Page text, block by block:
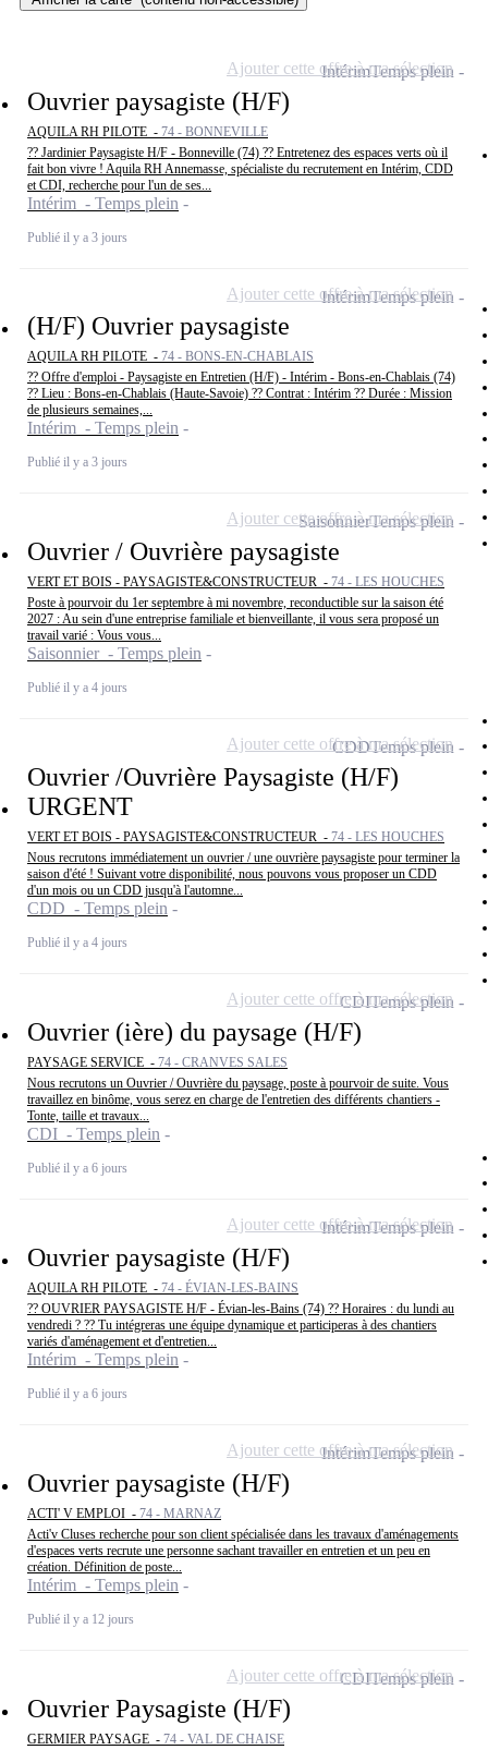
Ouvrier paysagiste (H/F)
AQUILA RH PILOTE - 74 - BONNEVILLE
?? Jardinier Paysagiste H/F - Bonneville (74) ?? Entretenez des espaces verts où il
fait bon vivre ! Aquila RH Annemasse, spécialiste du recrutement en Intérim, CDD
et CDI, recherche pour l'un de ses...
Intérim - Temps plein
Publié il y a 3 jours
IntérimTemps plein
Ajouter cette offre à ma sélection
(H/F) Ouvrier paysagiste
AQUILA RH PILOTE - 74 - BONS-EN-CHABLAIS
?? Offre d'emploi - Paysagiste en Entretien (H/F) - Intérim - Bons-en-Chablais (74)
?? Lieu : Bons-en-Chablais (Haute-Savoie) ?? Contrat : Intérim ?? Durée : Mission
de plusieurs semaines,...
Intérim - Temps plein
Publié il y a 3 jours
IntérimTemps plein
Ajouter cette offre à ma sélection
Ouvrier / Ouvrière paysagiste
VERT ET BOIS - PAYSAGISTE&CONSTRUCTEUR - 74 - LES HOUCHES
Poste à pourvoir du 1er septembre à mi novembre, reconductible sur la saison été
2027 : Au sein d'une entreprise familiale et bienveillante, il vous sera proposé un
travail varié : Vous vous...
Saisonnier - Temps plein
Publié il y a 4 jours
SaisonnierTemps plein
Ajouter cette offre à ma sélection
Ouvrier /Ouvrière Paysagiste (H/F)
URGENT
VERT ET BOIS - PAYSAGISTE&CONSTRUCTEUR - 74 - LES HOUCHES
Nous recrutons immédiatement un ouvrier / une ouvrière paysagiste pour terminer la
saison d'été ! Suivant votre disponibilité, nous pouvons vous proposer un CDD
d'un mois ou un CDD jusqu'à l'automne...
CDD - Temps plein
Publié il y a 4 jours
CDDTemps plein
Ajouter cette offre à ma sélection
Ouvrier (ière) du paysage (H/F)
PAYSAGE SERVICE - 74 - CRANVES SALES
Nous recrutons un Ouvrier / Ouvrière du paysage, poste à pourvoir de suite. Vous
travaillez en binôme, vous serez en charge de l'entretien des différents chantiers -
Tonte, taille et travaux...
CDI - Temps plein
Publié il y a 6 jours
CDITemps plein
Ajouter cette offre à ma sélection
Ouvrier paysagiste (H/F)
AQUILA RH PILOTE - 74 - ÉVIAN-LES-BAINS
?? OUVRIER PAYSAGISTE H/F - Évian-les-Bains (74) ?? Horaires : du lundi au
vendredi ? ?? Tu intégreras une équipe dynamique et participeras à des chantiers
variés d'aménagement et d'entretien...
Intérim - Temps plein
Publié il y a 6 jours
IntérimTemps plein
Ajouter cette offre à ma sélection
Ouvrier paysagiste (H/F)
ACTI' V EMPLOI - 74 - MARNAZ
Acti'v Cluses recherche pour son client spécialisée dans les travaux d'aménagements
d'espaces verts recrute une personne sachant travailler en entretien et un peu en
création. Définition de poste...
Intérim - Temps plein
Publié il y a 12 jours
IntérimTemps plein
Ajouter cette offre à ma sélection
Ouvrier Paysagiste (H/F)
GERMIER PAYSAGE - 74 - VAL DE CHAISE
CDITemps plein
Ajouter cette offre à ma sélection